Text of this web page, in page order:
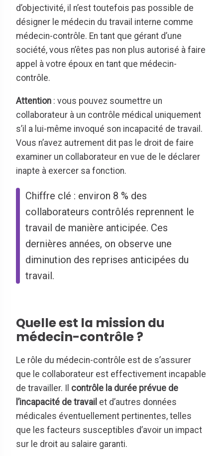
d’objectivité, il n’est toutefois pas possible de
désigner le médecin du travail interne comme
médecin-contrôle. En tant que gérant d’une
société, vous n’êtes pas non plus autorisé à faire
appel à votre époux en tant que médecin-
contrôle.
Attention : vous pouvez soumettre un
collaborateur à un contrôle médical uniquement
s’il a lui-même invoqué son incapacité de travail.
Vous n’avez autrement dit pas le droit de faire
examiner un collaborateur en vue de le déclarer
inapte à exercer sa fonction.
Chiffre clé : environ 8 % des
collaborateurs contrôlés reprennent le
travail de manière anticipée. Ces
dernières années, on observe une
diminution des reprises anticipées du
travail.
Quelle est la mission du
médecin-contrôle ?
Le rôle du médecin-contrôle est de s’assurer
que le collaborateur est effectivement incapable
de travailler. Il contrôle la durée prévue de
l’incapacité de travail et d’autres données
médicales éventuellement pertinentes, telles
que les facteurs susceptibles d’avoir un impact
sur le droit au salaire garanti.